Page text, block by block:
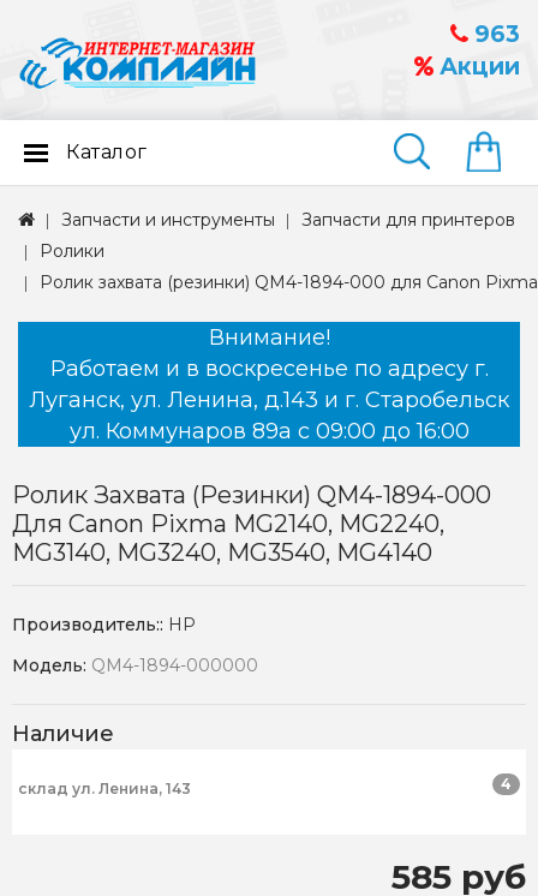
963
Акции
Найти
Каталог
Запчасти и инструменты
Запчасти для принтеров
Ролики
Ролик захвата (резинки) QM4-1894-000 для Canon
Внимание!
Работаем и в воскресенье по адресу г.
Луганск, ул. Ленина, д.143 и г. Старобельск
ул. Коммунаров 89а с 09:00 до 16:00
Ролик Захвата (резинки) QM4-1894-000
Для Canon Pixma MG2140, MG2240,
MG3140, MG3240, MG3540, MG4140
Производитель:: HP
Модель: QM4-1894-000000
Наличие
склад ул. Ленина, 143 4
585 руб